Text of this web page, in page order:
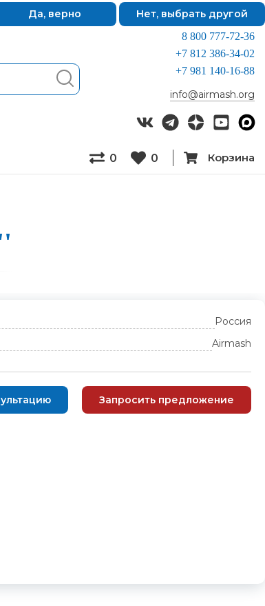
Да, верно Нет, выбрать другой
8 800 777-72-36
+7 812 386-34-02
+7 981 140-16-88
info@airmash.org
0 0 Корзина
Россия
Airmash
Запросить предложение